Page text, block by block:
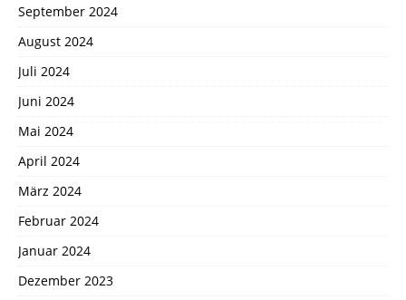
September 2024
August 2024
Juli 2024
Juni 2024
Mai 2024
April 2024
März 2024
Februar 2024
Januar 2024
Dezember 2023